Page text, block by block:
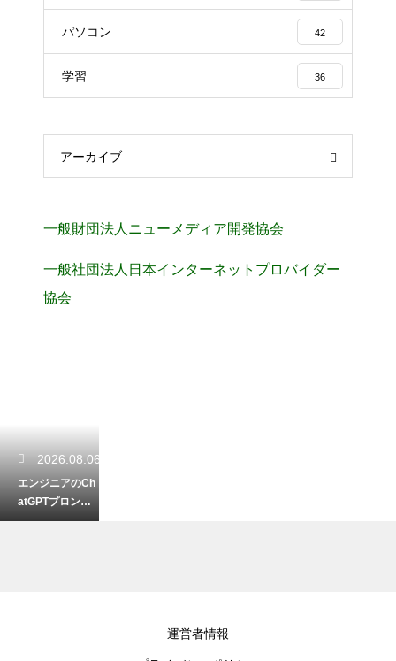
パソコン 42
学習 36
アーカイブ
一般財団法人ニューメディア開発協会
一般社団法人日本インターネットプロバイダー
協会
2026.08.06
エンジニアのCh
atGPTプロンプ
トのコツ！開発
運営者情報